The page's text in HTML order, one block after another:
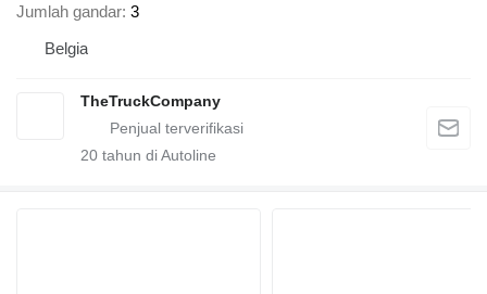
Jumlah gandar 3
Belgia
TheTruckCompany
20 tahun di Autoline